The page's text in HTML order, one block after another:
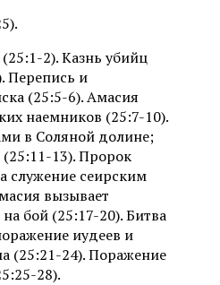
2). Казнь убийц
Перепись и
(25:5-6). Амасия
наемников (25:7-10).
в Соляной долине;
(25:11-13). Пророк
служение сеирским
вызывает
бой (25:17-20). Битва
иудеев и
(25:21-24). Поражение
28).